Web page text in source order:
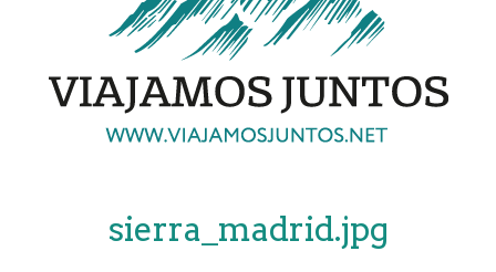
sierra_madrid.jpg